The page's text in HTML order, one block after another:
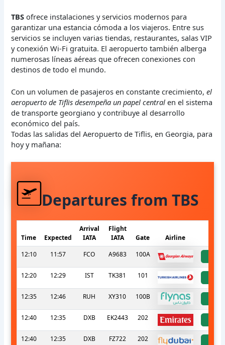
TBS ofrece instalaciones y servicios modernos para
garantizar una estancia cómoda a los viajeros. Entre sus
servicios se incluyen varias tiendas, restaurantes, salas VIP
y conexión Wi-Fi gratuita. El aeropuerto también alberga
numerosas líneas aéreas que ofrecen conexiones con
destinos de todo el mundo.
Con un volumen de pasajeros en constante crecimiento,el
aeropuerto de Tiflis desempeña un papel central en el sistema
de transporte georgiano y contribuye al desarrollo
económico del país.
Todas las salidas del Aeropuerto de Tiflis, en Georgia, para
hoy y mañana:
Departures from TBS
Time Expected
Arrival
IATA
Flight
IATA
Gate Airline
12:10
11:57 FCO A9683 100A
12:20 12:29 IST TK381 101
12:35 12:46 RUH XY310 100B
12:40 12:35 DXB EK2443 202
12:40 12:35 DXB FZ722 202